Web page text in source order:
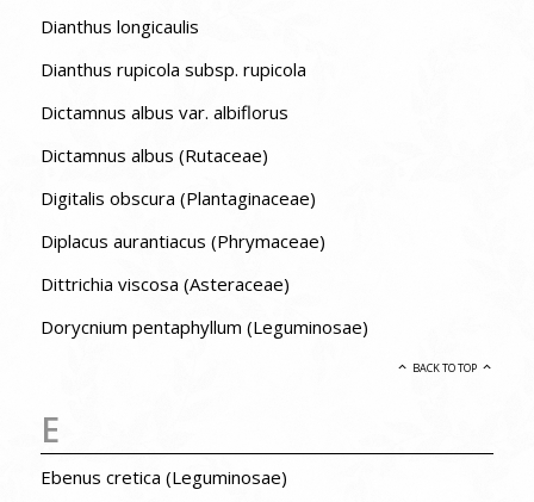
Dianthus longicaulis
Dianthus rupicola subsp. rupicola
Dictamnus albus var. albiflorus
Dictamnus albus (Rutaceae)
Digitalis obscura (Plantaginaceae)
Diplacus aurantiacus (Phrymaceae)
Dittrichia viscosa (Asteraceae)
Dorycnium pentaphyllum (Leguminosae)
BACK TO TOP
E
Ebenus cretica (Leguminosae)